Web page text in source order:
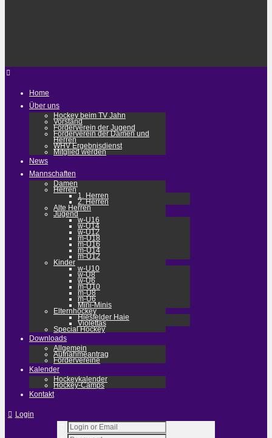
Home
Über uns
Hockey beim TV Jahn
Vorstand
Förderverein der Jugend
Förderverein der Damen und
Herren
WHV Ergebnisdienst
Mitglied werden
News
Mannschaften
Damen
Herren
1. Herren
2. Herren
Alte Herren
Jugend
w-U16
w-U14
w-U12
m-U18
m-U16
m-U14
m-U12
Kinder
w-U10
w-U8
w-U6
m-U10
m-U8
m-U6
Mini-Minis
Elternhockey
Hiesfelder Haie
Violettas
Special Hockey
Downloads
Allgemein
Aufnahmeantrag
Fördervereine
Kalender
Hockeykalender
Hockey-Camps
Kontakt
Login